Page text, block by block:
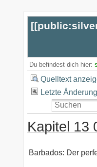
[[
Du befindest dich hier:
Quelltext
Letzte
Kapitel 13
Barbados: Der